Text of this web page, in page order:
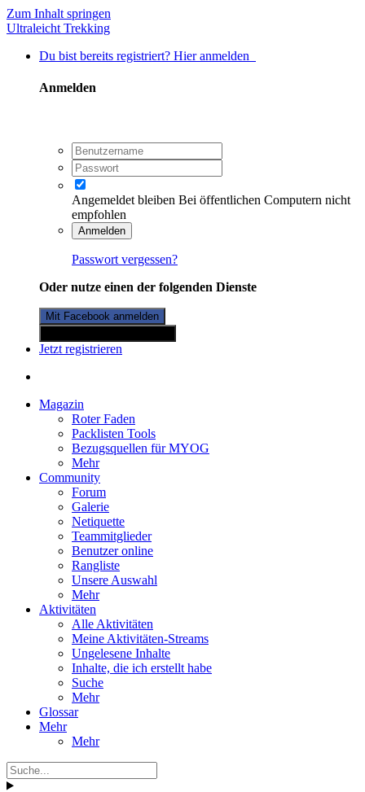
Zum Inhalt springen
Ultraleicht Trekking
Du bist bereits registriert? Hier anmelden
Anmelden
Angemeldet bleiben Bei öffentlichen Computern nicht
empfohlen
Anmelden
Passwort vergessen?
Oder nutze einen der folgenden Dienste
Mit Facebook anmelden
Jetzt registrieren
Magazin
Roter Faden
Packlisten Tools
Bezugsquellen für MYOG
Mehr
Community
Forum
Galerie
Netiquette
Teammitglieder
Benutzer online
Rangliste
Unsere Auswahl
Mehr
Aktivitäten
Alle Aktivitäten
Meine Aktivitäten-Streams
Ungelesene Inhalte
Inhalte, die ich erstellt habe
Suche
Mehr
Glossar
Mehr
Mehr